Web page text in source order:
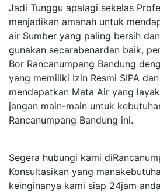
Jadi Tunggu apalagi sekelas
menjadikan amanah untuk
air Sumber yang paling bersih
gunakan secarabenardan baik,
Bor Rancanumpang Bandung
yang memiliki Izin Resmi SIPA
mendapatkan Mata Air yang
jangan main-main untuk
Rancanumpang Bandung ini.
Segera hubungi kami
Konsultasikan yang
keinginanya kami siap 24jam